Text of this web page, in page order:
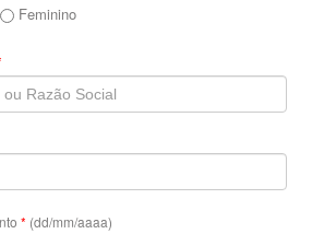
Feminino
* (dd/mm/aaaa)